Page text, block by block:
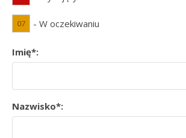
07 - W oczekiwaniu
Imię*:
Nazwisko*: